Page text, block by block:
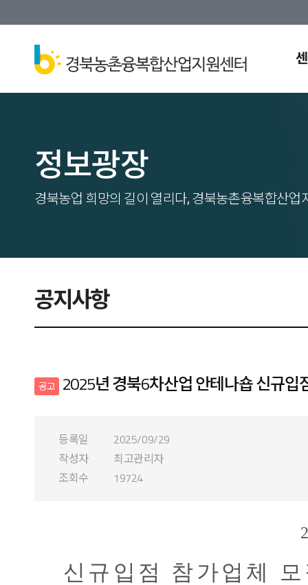
정보광장
경북농업 희망의 길이 열리다, 경북농촌융복합산업
공지사항
공고 2025년 경북6차산업 안테나숍 신규입
등록일
2025/09/29
작성자
최고관리자
조회수
19724
신규입점 참가업체